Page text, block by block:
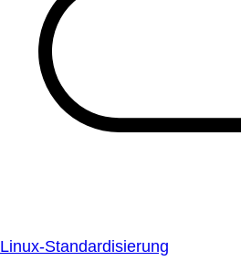
Linux-Standardisierung